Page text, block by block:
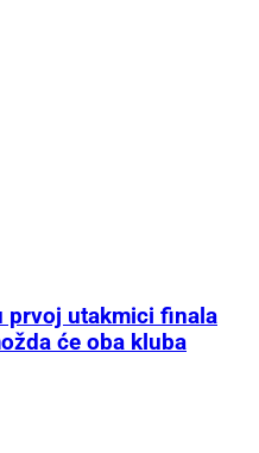
prvoj utakmici finala
će oba kluba